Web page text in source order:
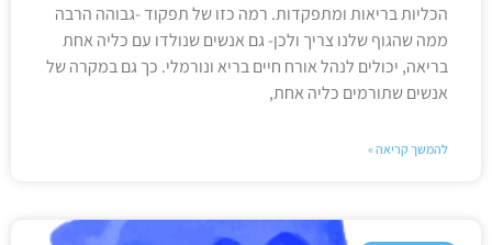
הכליות בריאות ומתפקדות. רמה כזו של תפקוד -גבוהה הרבה
ממה שהגוף שלנו צריך ולכן- גם אנשים שנולדו עם כליה אחת
בריאה, יכולים לנהל אורח חיים בריא ונורמלי. כך גם במקרה של
אנשים שתורמים כליה אחת,
להמשך קריאה »